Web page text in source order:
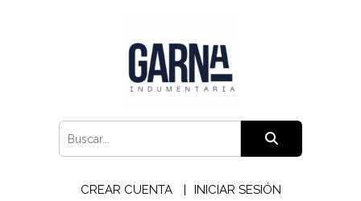
CREAR CUENTA INICIAR SESIÓN